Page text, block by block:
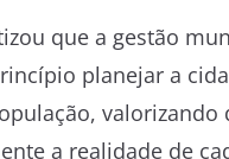
que a gestão
planejar a
valorizando
a realidade de